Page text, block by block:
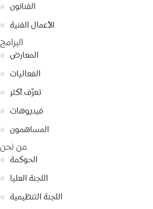
● الفنانون
● الأعمال الفنية
البرامج
● المعارض
● الفعاليات
●
تعرّف أكثر
● فيديوهات
● المساهمون
من نحن
● الحوكمة
● اللجنة العليا
● اللجنة التنظيمية